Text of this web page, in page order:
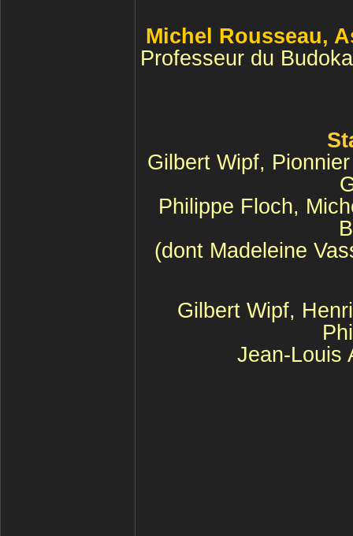
Michel Rousseau,
Professeur du
Gilbert Wipf,
Philippe Floch,
(dont Madeleine
Gilbert Wipf,
Jean-Louis